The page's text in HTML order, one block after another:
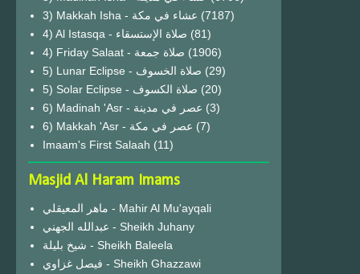
3) Makkah Isha - عشاء في مكة (7187)
4) Al Istasqa - صلاة الإستسقاء (81)
4) Friday Salaat - صلاة جمعة (1906)
5) Lunar Eclipse - صلاة الخسوف (29)
(20)
6) Madinah 'Asr - عصر في مدينة (3)
6) Makkah 'Asr - عصر في مكة (7)
Imaam's First Salaah (11)
Masjid Al Haram Imams
ماهر المعيقلي - Mahir Al Mu'ayqali
عبدالله الجهني - Sheikh Juhany
شيخ بليلة - Sheikh Baleela
فيصل غزاوي - Sheikh Ghazzawi